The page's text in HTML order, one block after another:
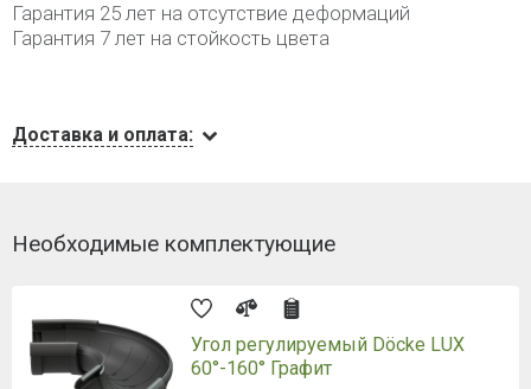
Гарантия 25 лет на отсутствие деформаций
Гарантия 7 лет на стойкость цвета
Доставка и оплата:
Необходимые комплектующие
Угол регулируемый Döcke LUX
60°-160° Графит